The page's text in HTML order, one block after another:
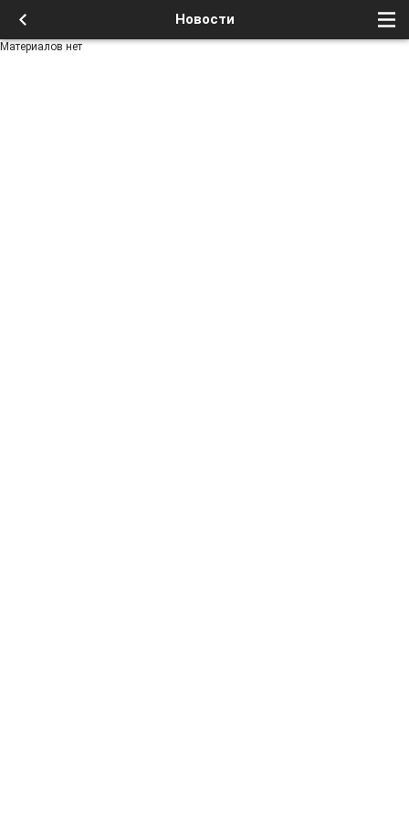
Новости
Материалов нет